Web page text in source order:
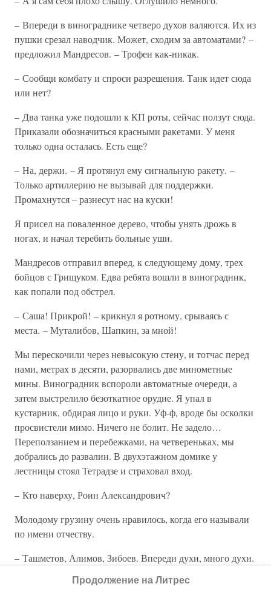
– Впереди в винограднике четверо духов валяются. Их из
пушки срезал наводчик. Может, сходим за автоматами? –
предложил Мандресов. – Трофеи как-никак.
– Сообщи комбату и спроси разрешения. Танк идет сюда
или нет?
– Два танка уже подошли к КП роты, сейчас ползут сюда.
Приказали обозначиться красными ракетами. У меня
только одна осталась. Есть еще?
– На, держи. – Я протянул ему сигнальную ракету. –
Только артиллерию не вызывай для поддержки.
Промахнутся – разнесут нас на куски!
Я присел на поваленное дерево, чтобы унять дрожь в
ногах, и начал теребить больные уши.
Мандресов отправил вперед, к следующему дому, трех
бойцов с Грищуком. Едва ребята вошли в виноградник,
как попали под обстрел.
– Саша! Прикрой! – крикнул я ротному, срываясь с
места. – Муталибов, Шапкин, за мной!
Мы перескочили через невысокую стену, и тотчас перед
нами, метрах в десяти, разорвались две минометные
мины. Виноградник вспороли автоматные очереди, а
затем выстрелило безоткатное орудие. Я упал в
кустарник, обдирая лицо и руки. Уф-ф, вроде бы осколки
просвистели мимо. Ничего не болит. Не задело…
Переползанием и перебежками, на четвереньках, мы
добрались до развалин. В двухэтажном домике у
лестницы стоял Тетрадзе и страховал вход.
– Кто наверху, Роин Александрович?
Молодому грузину очень нравилось, когда его называли
по имени отчеству.
– Ташметов, Алимов, Зибоев. Впереди духи, много духи.
Продолжение на Литрес